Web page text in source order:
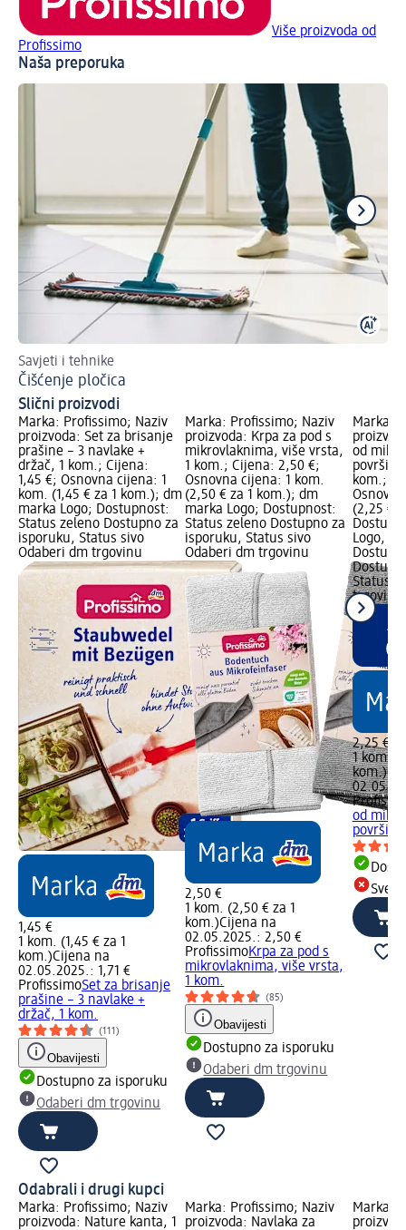
Više proizvoda od
Profissimo
Naša preporuka
Savjeti i tehnike
Čišćenje pločica
Slični proizvodi
Marka: Profissimo; Naziv
proizvoda: Set za brisanje
prašine – 3 navlake +
držač, 1 kom.; Cijena:
1,45 €; Osnovna cijena: 1
kom. (1,45 € za 1 kom.); dm
marka Logo; Dostupnost:
Status zeleno Dostupno za
isporuku, Status sivo
Odaberi dm trgovinu
1,45 €
1 kom. (1,45 € za 1
kom.)Cijena na
02.05.2025.: 1,71 €
ProfissimoSet za brisanje
prašine – 3 navlake +
držač, 1 kom.
(111)
Obavijesti
Dostupno za isporuku
Odaberi dm trgovinu
Marka: Profissimo; Naziv
proizvoda: Krpa za pod s
mikrovlaknima, više vrsta,
1 kom.; Cijena: 2,50 €;
Osnovna cijena: 1 kom.
(2,50 € za 1 kom.); dm
marka Logo; Dostupnost:
Status zeleno Dostupno za
isporuku, Status sivo
Odaberi dm trgovinu
2,50 €
1 kom. (2,50 € za 1
kom.)Cijena na
02.05.2025.: 2,50 €
ProfissimoKrpa za pod s
mikrovlaknima, više vrsta,
1 kom.
(85)
Obavijesti
Dostupno za isporuku
Odaberi dm trgovinu
Marka:
od
kom.;
(2,25 €
Logo,
Status
trgovine
2,25 €
1 kom.
kom.)
od
Sve
Odabrali i drugi kupci
Marka: Profissimo; Naziv
proizvoda: Nature kanta, 1
Marka: Profissimo; Naziv
proizvoda: Navlaka za
Marka: